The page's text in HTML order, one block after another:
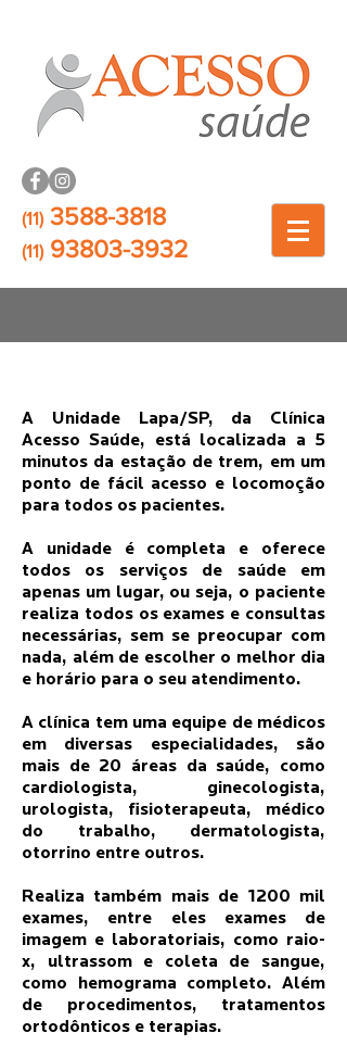
(11)3588-3818
(11)93803-3932
A Unidade Lapa/SP, da Clínica
Acesso Saúde, está localizada a 5
minutos da estação de trem, em um
ponto de fácil acesso e locomoção
para todos os pacientes.
A unidade é completa e oferece
todos os serviços de saúde em
apenas um lugar, ou seja, o paciente
realiza todos os exames e consultas
necessárias, sem se preocupar com
nada, além de escolher o melhor dia
e horário para o seu atendimento.
A clínica tem uma equipe de médicos
em diversas especialidades, são
mais de 20 áreas da saúde, como
cardiologista, ginecologista,
urologista, fisioterapeuta, médico
do trabalho, dermatologista,
otorrino entre outros.
Realiza também mais de 1200 mil
exames, entre eles exames de
imagem e laboratoriais, como raio-
x, ultrassom e coleta de sangue,
como hemograma completo. Além
de procedimentos, tratamentos
ortodônticos e terapias.